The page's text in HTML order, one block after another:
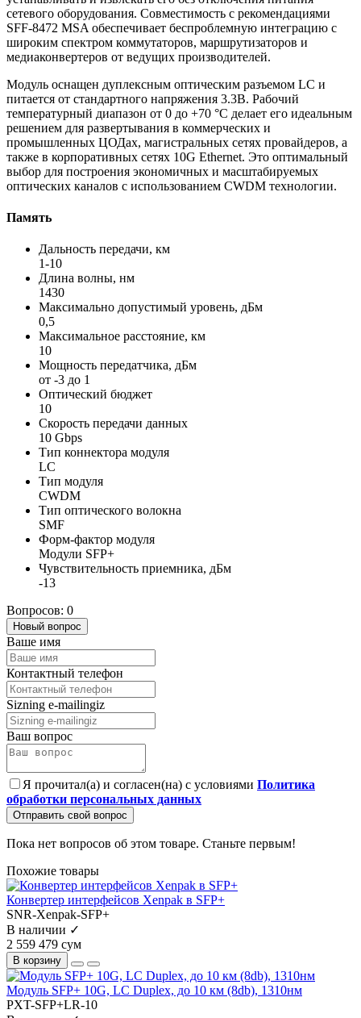
сетевого оборудования. Совместимость с рекомендациями
SFF-8472 MSA обеспечивает беспроблемную интеграцию с
широким спектром коммутаторов, маршрутизаторов и
медиаконвертеров от ведущих производителей.
Модуль оснащен дуплексным оптическим разъемом LC и
питается от стандартного напряжения 3.3В. Рабочий
температурный диапазон от 0 до +70 °C делает его идеальным
решением для развертывания в коммерческих и
промышленных ЦОДах, магистральных сетях провайдеров, а
также в корпоративных сетях 10G Ethernet. Это оптимальный
выбор для построения экономичных и масштабируемых
оптических каналов с использованием CWDM технологии.
Память
Дальность передачи, км
1-10
Длина волны, нм
1430
Максимально допустимый уровень, дБм
0,5
Максимальное расстояние, км
10
Мощность передатчика, дБм
от -3 до 1
Оптический бюджет
10
Скорость передачи данных
10 Gbps
Тип коннектора модуля
LC
Тип модуля
CWDM
Тип оптического волокна
SMF
Форм-фактор модуля
Модули SFP+
Чувствительность приемника, дБм
-13
Вопросов: 0
Новый вопрос
Ваше имя
Контактный телефон
Sizning e-mailingiz
Ваш вопрос
Я прочитал(а) и согласен(на) с условиями Политика
обработки персональных данных
Отправить свой вопрос
Пока нет вопросов об этом товаре. Станьте первым!
Похожие товары
Конвертер интерфейсов Xenpak в SFP+
SNR-Xenpak-SFP+
В наличии ✓
2 559 479 сум
В корзину
Модуль SFP+ 10G, LC Duplex, до 10 км (8db), 1310нм
PXT-SFP+LR-10